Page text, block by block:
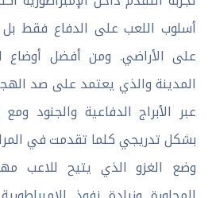
أسلوب اللعب على الدفاع فقط
على الأراضي. ومن أفضل أوضاع
المدينة والذي يعتمد على صد
عبر الأبراج الدفاعية والجنود
بشكل تدريجي كلما تقدمت في
وضع الغزو الذي يتيح للاعب